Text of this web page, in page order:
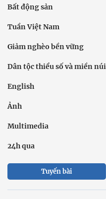
Bất động sản
Tuần Việt Nam
Giảm nghèo bền vững
Dân tộc thiểu số và miền núi
English
Ảnh
Multimedia
24h qua
Tuyến bài